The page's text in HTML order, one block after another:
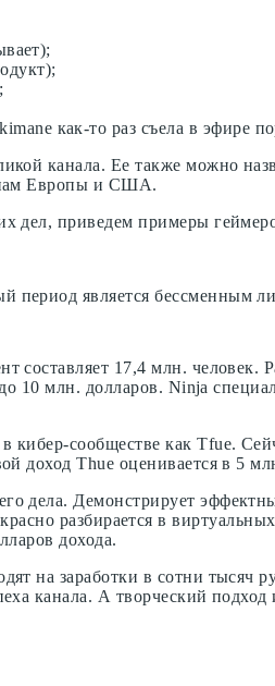
как-то раз съела в эфире
канала. Ее также можно
Европы и США.
дел, приведем примеры
период является бессменным
17,4 млн. человек.
10 млн. долларов. Ninja
кибер-сообществе как Tfue.
доход Thue оценивается в 5
дела. Демонстрирует
разбирается в
дохода.
на заработки в сотни тысяч
канала. А творческий